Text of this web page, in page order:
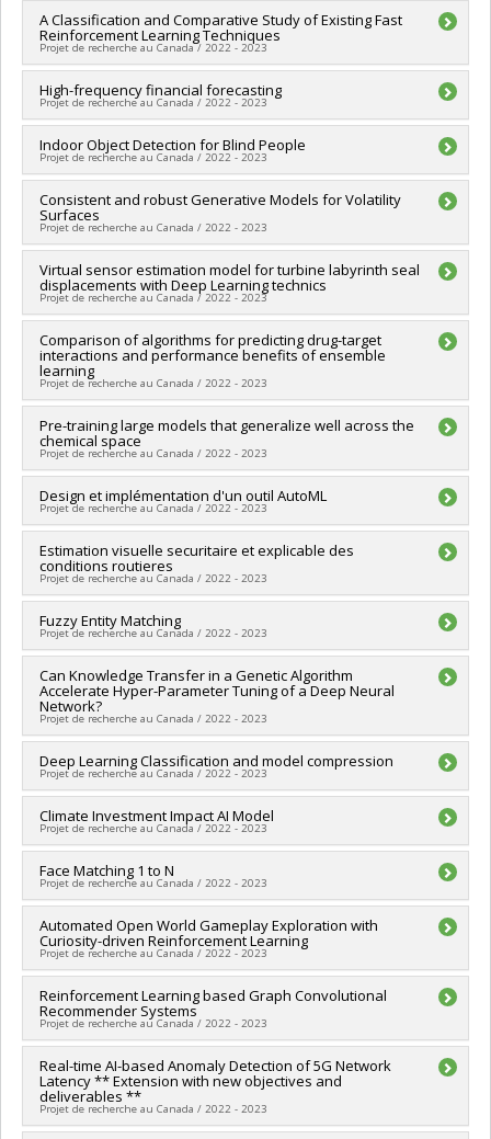
Chercheur principal :Ioannis Mitliagkas
Sources de financement :MITACS Inc.
Programmes de subvention :
A Classification and Comparative Study of Existing Fast
Reinforcement Learning Techniques
Projet de recherche au Canada / 2022 - 2023
Chercheur principal : Ioannis Mitliagkas
Sources de financement :MITACS Inc.
Programmes de subvention :PVXXXXXX-Stage Accélération
Québec - MITACS
High-frequency financial forecasting
Projet de recherche au Canada / 2022 - 2023
Chercheur principal :Ioannis Mitliagkas
Sources de financement :MITACS Inc.
Programmes de subvention :PVXXXXXX-Stage Accélération
Québec - MITACS
Indoor Object Detection for Blind People
Projet de recherche au Canada / 2022 - 2023
Chercheur principal : Ioannis Mitliagkas
Sources de financement :MITACS Inc.
Programmes de subvention :
Consistent and robust Generative Models for Volatility
Surfaces
Projet de recherche au Canada / 2022 - 2023
Chercheur principal : Ioannis Mitliagkas
Sources de financement :MITACS Inc.
Programmes de subvention :
Virtual sensor estimation model for turbine labyrinth seal
displacements with Deep Learning technics
Projet de recherche au Canada / 2022 - 2023
Chercheur principal :Ioannis Mitliagkas
Sources de financement :MITACS Inc.
Programmes de subvention : PVXXXXXX-Stage Accélération
Québec - MITACS
Comparison of algorithms for predicting drug-target
interactions and performance benefits of ensemble
learning
Projet de recherche au Canada / 2022 - 2023
Chercheur principal :Ioannis Mitliagkas
Sources de financement :MITACS Inc.
Programmes de subvention :
Pre-training large models that generalize well across the
chemical space
Projet de recherche au Canada / 2022 - 2023
Chercheur principal : Ioannis Mitliagkas
Sources de financement :MITACS Inc.
Programmes de subvention :PVXXXXXX-Stage Accélération
Québec - MITACS
Design et implémentation d'un outil AutoML
Projet de recherche au Canada / 2022 - 2023
Chercheur principal :Ioannis Mitliagkas
Sources de financement :MITACS Inc.
Programmes de subvention :
Estimation visuelle securitaire et explicable des
conditions routieres
Projet de recherche au Canada / 2022 - 2023
Chercheur principal :Ioannis Mitliagkas
Sources de financement :MITACS Inc.
Programmes de subvention :PVXXXXXX-Stage Accélération
Québec - MITACS
Fuzzy Entity Matching
Projet de recherche au Canada / 2022 - 2023
Sources de financement :MITACS Inc.
Programmes de subvention : PVXXXXXX-Stage Accélération
Québec - MITACS
Can Knowledge Transfer in a Genetic Algorithm
Accelerate Hyper-Parameter Tuning of a Deep Neural
Network?
Projet de recherche au Canada / 2022 - 2023
Chercheur principal : Ioannis Mitliagkas
Sources de financement :MITACS Inc.
Programmes de subvention :PVXXXXXX-Stage Accélération
Québec - MITACS
Deep Learning Classification and model compression
Projet de recherche au Canada / 2022 - 2023
Sources de financement :MITACS Inc.
Programmes de subvention : PVXXXXXX-Stage Accélération
Québec - MITACS
Climate Investment Impact AI Model
Projet de recherche au Canada / 2022 - 2023
Chercheur principal :
Sources de financement :MITACS Inc.
Programmes de subvention :PVXXXXXX-Stage Accélération
Québec - MITACS
Face Matching 1 to N
Projet de recherche au Canada / 2022 - 2023
Sources de financement :MITACS Inc.
Programmes de subvention :PVXXXXXX-Stage Accélération
Québec - MITACS
Automated Open World Gameplay Exploration with
Curiosity-driven Reinforcement Learning
Projet de recherche au Canada / 2022 - 2023
Chercheur principal :Ioannis Mitliagkas
Sources de financement :MITACS Inc.
Programmes de subvention :
Reinforcement Learning based Graph Convolutional
Recommender Systems
Projet de recherche au Canada / 2022 - 2023
Chercheur principal :Ioannis Mitliagkas
Sources de financement : MITACS Inc.
Programmes de subvention : PVXXXXXX-Stage Accélération
Québec - MITACS
Real-time AI-based Anomaly Detection of 5G Network
Latency ** Extension with new objectives and
deliverables **
Projet de recherche au Canada / 2022 - 2023